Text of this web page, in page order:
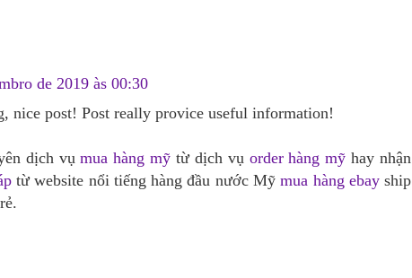
de 2019 às 00:30
nice post! Post really provice useful information!
dịch vụmua hàng mỹ từ dịch vụ order hàng mỹ hay nhận
từ website nổi tiếng hàng đầu nước Mỹmua hàng ebayship